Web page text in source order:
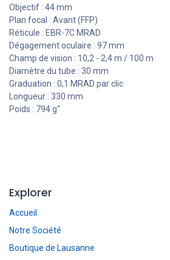
Objectif : 44 mm
Plan focal : Avant (FFP)
Réticule : EBR-7C MRAD
Dégagement oculaire : 97 mm
Champ de vision : 10,2 - 2,4 m / 100 m
Diamètre du tube : 30 mm
Graduation : 0,1 MRAD par clic
Longueur : 330 mm
Poids : 794 g"
Explorer
Accueil
Notre Société
Boutique de Lausanne